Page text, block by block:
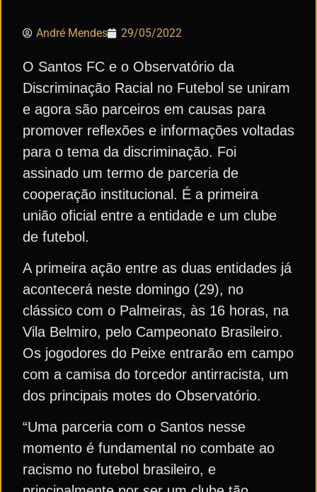
André Mendes 29/05/2022
O Santos FC e o Observatório da
Discriminação Racial no Futebol se uniram
e agora são parceiros em causas para
promover reflexões e informações voltadas
para o tema da discriminação. Foi
assinado um termo de parceria de
cooperação institucional. É a primeira
união oficial entre a entidade e um clube
de futebol.
A primeira ação entre as duas entidades já
acontecerá neste domingo (29), no
clássico com o Palmeiras, às 16 horas, na
Vila Belmiro, pelo Campeonato Brasileiro.
Os jogodores do Peixe entrarão em campo
com a camisa do torcedor antirracista, um
dos principais motes do Observatório.
“Uma parceria com o Santos nesse
momento é fundamental no combate ao
racismo no futebol brasileiro, e